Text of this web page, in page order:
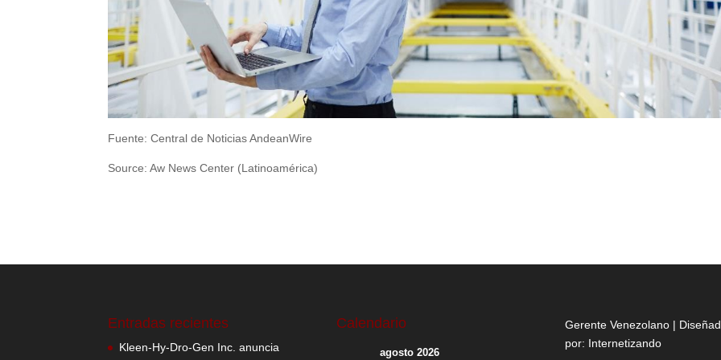
Fuente: Central de Noticias AndeanWire
Source: Aw News Center (Latinoamérica)
Entradas recientes
Kleen-Hy-Dro-Gen Inc. anuncia
Calendario
agosto 2026
Gerente Venezolano |
por: Internetizando